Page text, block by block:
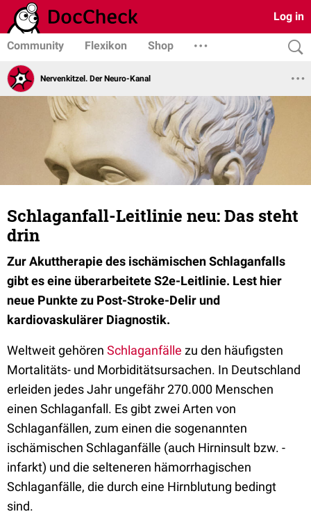
Log in
Community Flexikon Shop
Nervenkitzel. Der Neuro-Kanal
Schlaganfall-Leitlinie neu: Das steht
drin
Zur Akuttherapie des ischämischen Schlaganfalls
gibt es eine überarbeitete S2e-Leitlinie. Lest hier
neue Punkte zu Post-Stroke-Delir und
kardiovaskulärer Diagnostik.
Weltweit gehören Schlaganfälle zu den häufigsten
Mortalitäts- und Morbiditätsursachen. In Deutschland
erleiden jedes Jahr ungefähr 270.000 Menschen
einen Schlaganfall. Es gibt zwei Arten von
Schlaganfällen, zum einen die sogenannten
ischämischen Schlaganfälle (auch Hirninsult bzw. -
infarkt) und die selteneren hämorrhagischen
Schlaganfälle, die durch eine Hirnblutung bedingt
sind.